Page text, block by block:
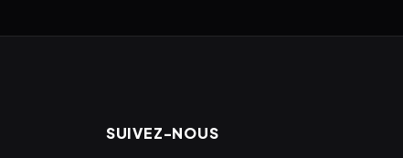
SUIVEZ-NOUS